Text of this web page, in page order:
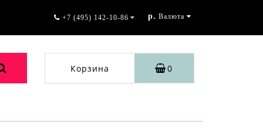
+7 (495) 142-10-86 р. Валюта
Корзина 0